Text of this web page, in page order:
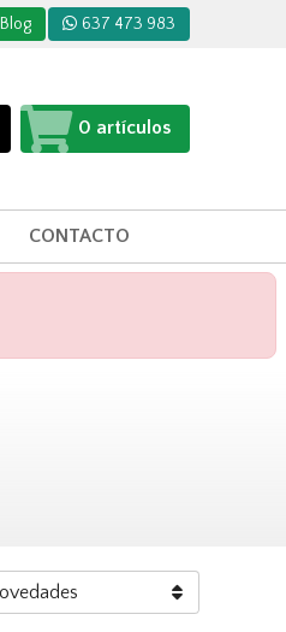
Blog 637 473 983
0 artículos
CONTACTO